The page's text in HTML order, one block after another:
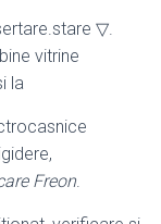
▽.
vitrine
la
Freon.